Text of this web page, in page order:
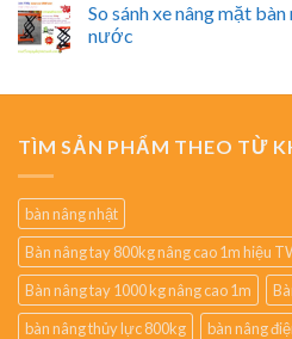
So sánh xe nâng mặt
nước
TÌM SẢN PHẨM THEO TỪ
bàn nâng nhật
Bàn nâng tay 800kg nâng cao 1m hiệu
Bàn nâng tay 1000 kg nâng cao 1m
bàn nâng thủy lực 800kg
bàn nâng